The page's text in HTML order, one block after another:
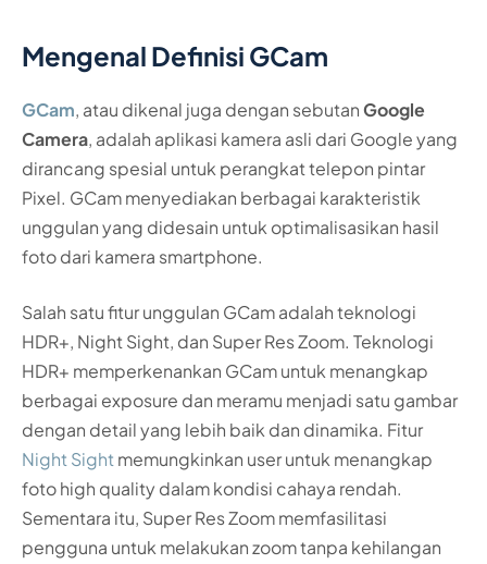
Mengenal Definisi GCam
GCam, atau dikenal juga dengan sebutanGoogle
Camera, adalah aplikasi kamera asli dari Google yang
dirancang spesial untuk perangkat telepon pintar
Pixel. GCam menyediakan berbagai karakteristik
unggulan yang didesain untuk optimalisasikan hasil
foto dari kamera smartphone.
Salah satu fitur unggulan GCam adalah teknologi
HDR+, Night Sight, dan Super Res Zoom. Teknologi
HDR+ memperkenankan GCam untuk menangkap
berbagai exposure dan meramu menjadi satu gambar
dengan detail yang lebih baik dan dinamika. Fitur
Night Sightmemungkinkan user untuk menangkap
foto high quality dalam kondisi cahaya rendah.
Sementara itu, Super Res Zoom memfasilitasi
pengguna untuk melakukan zoom tanpa kehilangan